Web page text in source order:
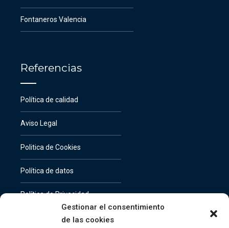
Gestionar el consentimiento
de las cookies
Fontaneros Valencia
Referencias
Política de calidad
Aviso Legal
Politica de Cookies
Política de datos
Política de Privacidad
Privacidad y Política de Cookies